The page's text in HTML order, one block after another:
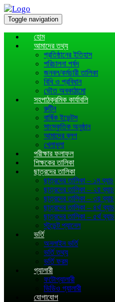
Toggle navigation
হোম
আমাদের তথ্য
প্রতিষ্ঠানের ইতিহাস
পরিচালনা পর্ষদ
জনবল/কর্মচারী তালিকা
বিধি ও প্রবিধান
ভৌত অবকাঠামো
সহপাঠক্রমিক কার্যাবলি
রুটিন
বার্ষিক ইভেন্টস
সাংস্কৃতিক অনুষ্ঠান
আমাদের ব্লগ
খেলাধূলা
পরীক্ষার ফলাফল
শিক্ষকের তালিকা
ছাত্রদের তালিকা
ছাত্রদের তালিকা – ১ম ব্যাচ
ছাত্রদের তালিকা – ২য় ব্যাচ
ছাত্রদের তালিকা – ৩য় ব্যাচ
ছাত্রদের তালিকা – ৪র্থ ব্যাচ
ছাত্রদের তালিকা – ৫র্থ ব্যাচ
স্টুডেন্ট প্যানেল
ভর্তি
অনলাইন ভর্তি
ভর্তি তথ্য
ভর্তি ফরম
গ্যালারী
ফটোগ্যালারী
ভিডিও গ্যালারী
যোগাযোগ